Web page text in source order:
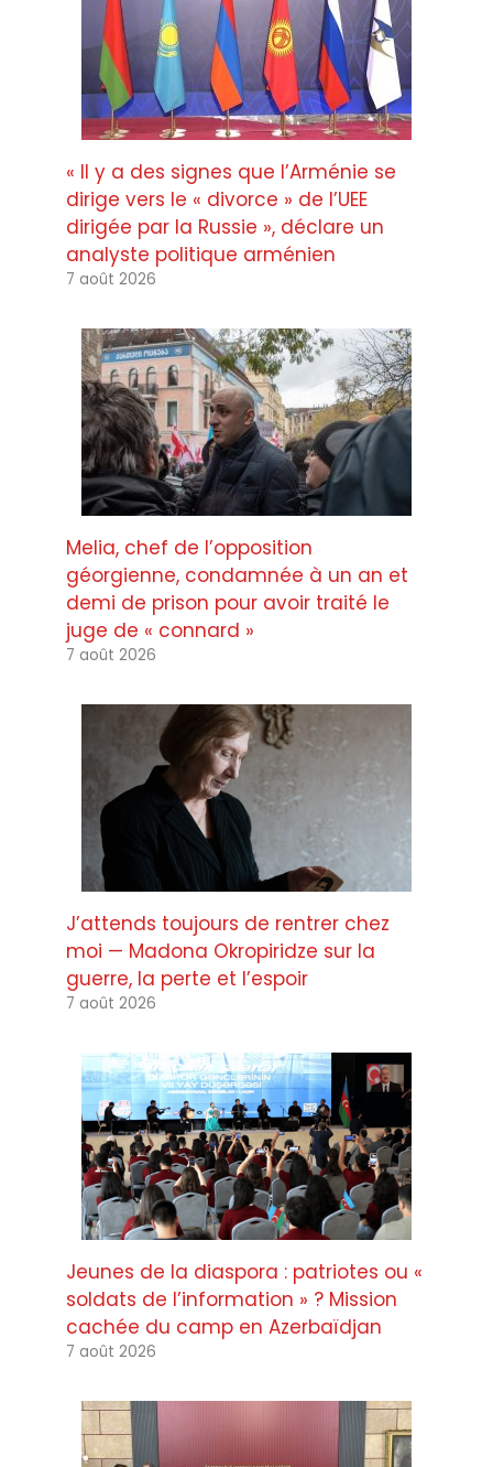
« Il y a des signes que l’Arménie se
dirige vers le « divorce » de l’UEE
dirigée par la Russie », déclare un
analyste politique arménien
7 août 2026
Melia, chef de l’opposition
géorgienne, condamnée à un an et
demi de prison pour avoir traité le
juge de « connard »
7 août 2026
J’attends toujours de rentrer chez
moi — Madona Okropiridze sur la
guerre, la perte et l’espoir
7 août 2026
Jeunes de la diaspora : patriotes ou «
soldats de l’information » ? Mission
cachée du camp en Azerbaïdjan
7 août 2026